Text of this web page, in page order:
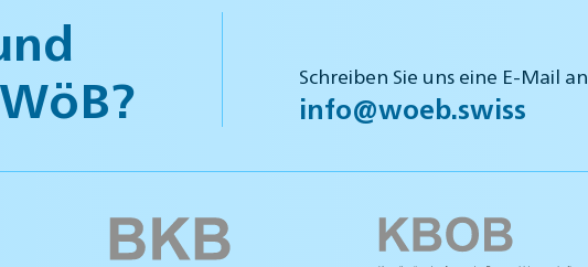
Schreiben Sie uns eine E-Mail an
info@woeb.swiss